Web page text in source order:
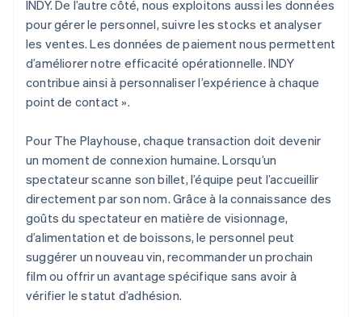
INDY. De l’autre côté, nous exploitons aussi les données
pour gérer le personnel, suivre les stocks et analyser
les ventes. Les données de paiement nous permettent
d’améliorer notre efficacité opérationnelle. INDY
contribue ainsi à personnaliser l’expérience à chaque
point de contact ».
Pour The Playhouse, chaque transaction doit devenir
un moment de connexion humaine. Lorsqu’un
spectateur scanne son billet, l’équipe peut l’accueillir
directement par son nom. Grâce à la connaissance des
goûts du spectateur en matière de visionnage,
d’alimentation et de boissons, le personnel peut
suggérer un nouveau vin, recommander un prochain
film ou offrir un avantage spécifique sans avoir à
vérifier le statut d’adhésion.